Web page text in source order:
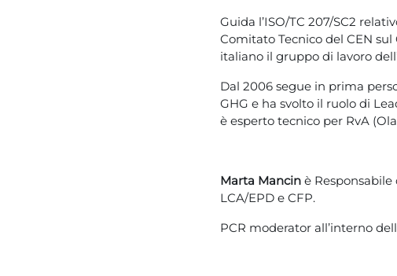
Guida l’ISO/TC 207/SC2
Comitato Tecnico del CEN
italiano il gruppo di lavoro
Dal 2006 segue in prima
GHG e ha svolto il ruolo di
è esperto tecnico per RvA
Marta Mancin è
LCA/EPD e CFP.
PCR moderator all’interno